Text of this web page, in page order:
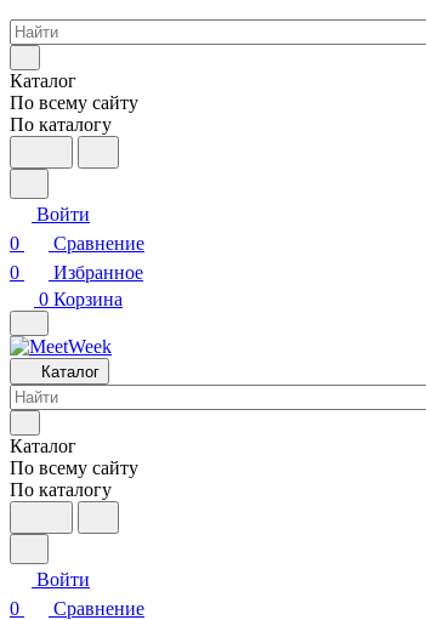
Каталог
По всему сайту
По каталогу
Войти
0
Сравнение
0
Избранное
0 Корзина
Каталог
Каталог
По всему сайту
По каталогу
Войти
0
Сравнение